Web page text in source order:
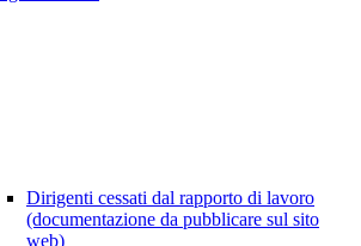
Dirigenti cessati dal rapporto di lavoro
(documentazione da pubblicare sul sito
web)